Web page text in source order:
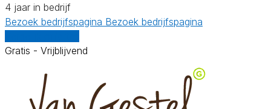
4 jaar in bedrijf
Bezoek bedrijfspagina Bezoek bedrijfspagina
Gratis - Vrijblijvend